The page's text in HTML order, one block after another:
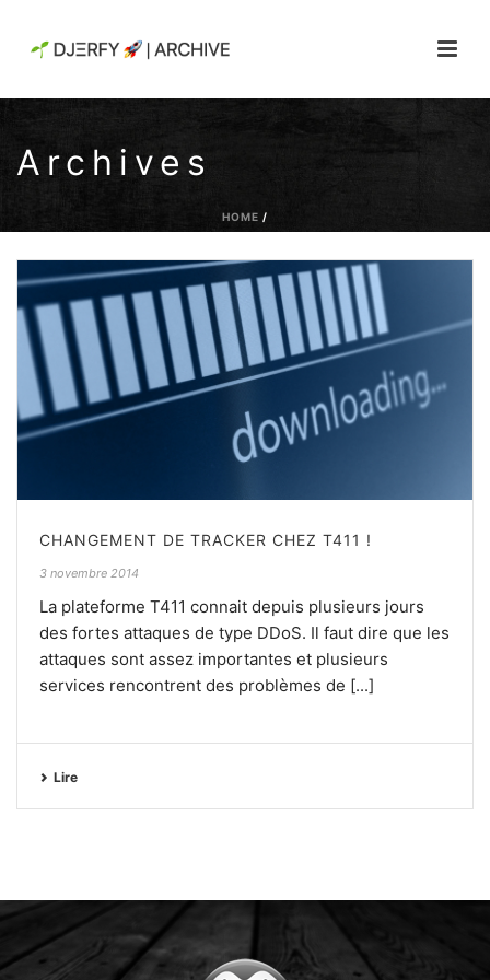
Archives
HOME /
CHANGEMENT DE TRACKER CHEZ T411 !
3 novembre 2014
La plateforme T411 connait depuis plusieurs jours
des fortes attaques de type DDoS. Il faut dire que les
attaques sont assez importantes et plusieurs
services rencontrent des problèmes de [...]
Lire